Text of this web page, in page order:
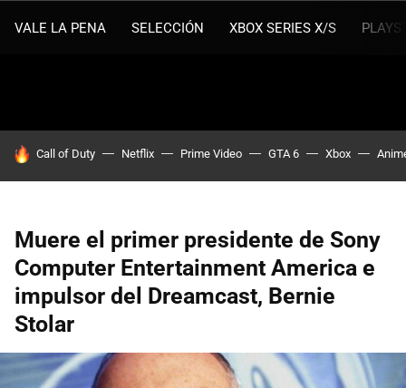
VALE LA PENA SELECCIÓN XBOX SERIES X/S
HOY SE HABLA DE
Call of Duty Netflix Prime Video GTA 6 Xbox
Muere el primer presidente de Sony
Computer Entertainment America e
impulsor del Dreamcast, Bernie
Stolar